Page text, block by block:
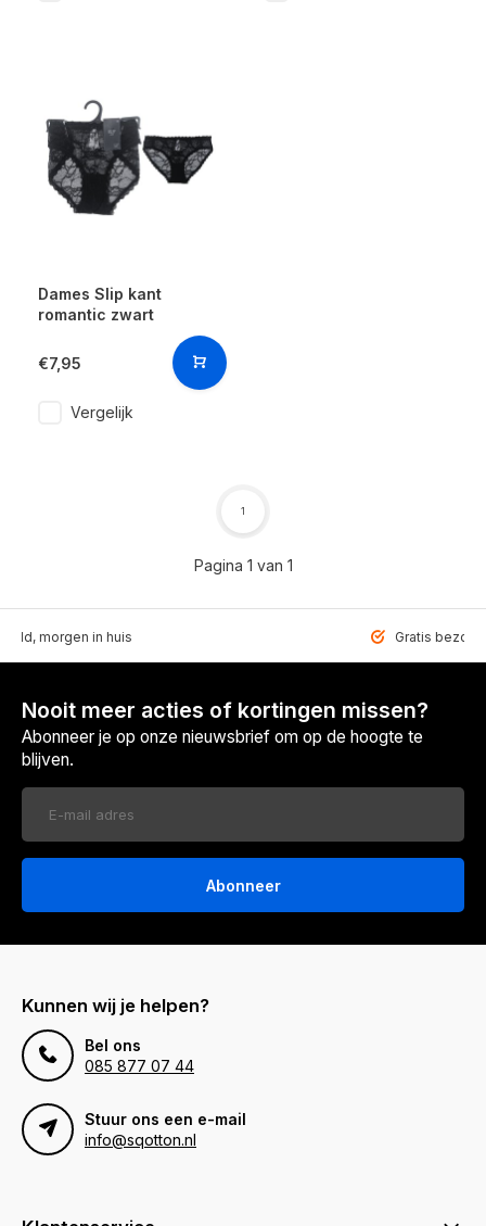
Dames Slip kant
romantic zwart
€7,95
Vergelijk
Pagina 1 van 1
1
morgen in huis Gratis
Nooit meer acties of kortingen missen?
Abonneer je op onze nieuwsbrief om op de hoogte te
blijven.
Abonneer
Kunnen wij je helpen?
Bel ons
085 877 07 44
Stuur ons een e-mail
info@sqotton.nl